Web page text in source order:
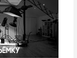
и бизнес